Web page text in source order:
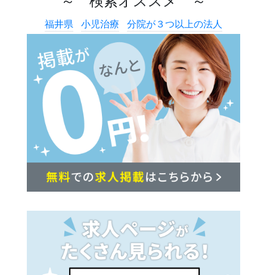
福井県 小児治療 分院が３つ以上の法人